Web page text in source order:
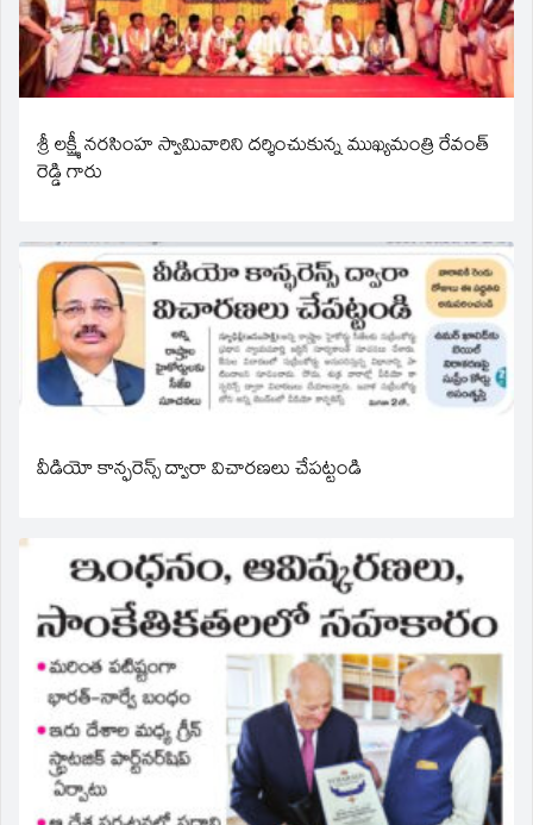
శ్రీ లక్ష్మీ నరసింహ స్వామివారిని దర్శించుకున్న ముఖ్యమంత్రి రేవంత్
రెడ్డి గారు
వీడియో కాన్ఫరెన్స్ ద్వారా విచారణలు చేపట్టండి